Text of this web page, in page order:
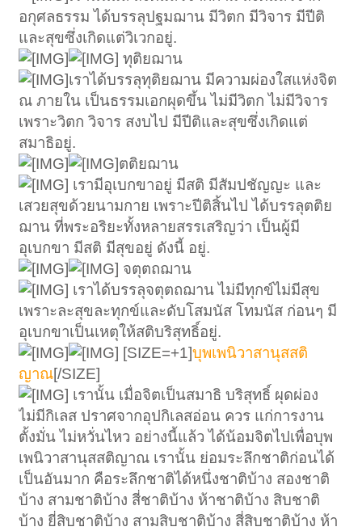
อกุศลธรรม ได้บรรลุปฐมฌาน มีวิตก มีวิจาร มีปีติ
และสุขซึ่งเกิดแต่วิเวกอยู่.
ทุติยฌาน
เราได้บรรลุทุติยฌาน มีความผ่องใสแห่งจิต
ณ ภายใน เป็นธรรมเอกผุดขึ้น ไม่มีวิตก ไม่มีวิจาร
เพราะวิตก วิจาร สงบไป มีปีติและสุขซึ่งเกิดแต่
สมาธิอยู่.
ตติยฌาน
เรามีอุเบกขาอยู่ มีสติ มีสัมปชัญญะ และ
เสวยสุขด้วยนามกาย เพราะปีติสิ้นไป ได้บรรลุตติย
ฌาน ที่พระอริยะทั้งหลายสรรเสริญว่า เป็นผู้มี
อุเบกขา มีสติ มีสุขอยู่ ดังนี้ อยู่.
จตุตถฌาน
เราได้บรรลุจตุตถฌาน ไม่มีทุกข์ไม่มีสุข
เพราะละสุขละทุกข์และดับโสมนัส โทมนัส ก่อนๆ มี
อุเบกขาเป็นเหตุให้สติบริสุทธิ์อยู่.
[SIZE=+1]บุพเพนิวาสานุสสติ
ญาณ[/SIZE]
เรานั้น เมื่อจิตเป็นสมาธิ บริสุทธิ์ ผุดผ่อง
ไม่มีกิเลส ปราศจากอุปกิเลสอ่อน ควร แก่การงาน
ตั้งมั่น ไม่หวั่นไหว อย่างนี้แล้ว ได้น้อมจิตไปเพื่อบุพ
เพนิวาสานุสสติญาณ เรานั้น ย่อมระลึกชาติก่อนได้
เป็นอันมาก คือระลึกชาติได้หนึ่งชาติบ้าง สองชาติ
บ้าง สามชาติบ้าง สี่ชาติบ้าง ห้าชาติบ้าง สิบชาติ
บ้าง ยี่สิบชาติบ้าง สามสิบชาติบ้าง สี่สิบชาติบ้าง ห้า